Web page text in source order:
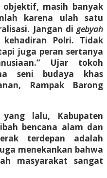
masih banyak
karena ulah satu
Jangan di gebyah
Polri. Tidak
juga peran sertanya
Ujar tokoh
seni budaya khas
Rampak Barong
lalu, Kabupaten
bencana alam dan
terdepan adalah
menekankan bahwa
masyarakat sangat